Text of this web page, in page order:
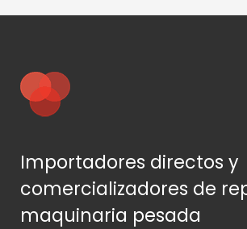
Importadores directos y
comercializadores de
maquinaria pesada